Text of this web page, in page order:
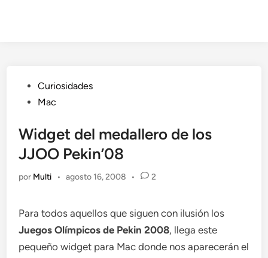
Publicado
en
Curiosidades
Mac
Widget del medallero de los
JJOO Pekin’08
por Multi • agosto 16, 2008 • 2
Para todos aquellos que siguen con ilusión los
Juegos Olímpicos de Pekin 2008, llega este
pequeño widget para Mac donde nos aparecerán el